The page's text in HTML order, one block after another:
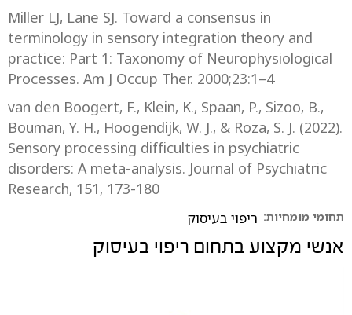
Miller LJ, Lane SJ. Toward a consensus in
terminology in sensory integration theory and
practice: Part 1: Taxonomy of Neurophysiological
Processes. Am J Occup Ther. 2000;23:1–4
van den Boogert, F., Klein, K., Spaan, P., Sizoo, B.,
Bouman, Y. H., Hoogendijk, W. J., & Roza, S. J. (2022).
Sensory processing difficulties in psychiatric
disorders: A meta-analysis. Journal of Psychiatric
Research, 151, 173-180
תחומי מומחיות: ריפוי בעיסוק
אנשי מקצוע בתחום ריפוי בעיסוק